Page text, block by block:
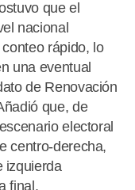
que el
nacional
rápido, lo
una eventual
de Renovación
que, de
electoral
centro-derecha,
izquierda
final.